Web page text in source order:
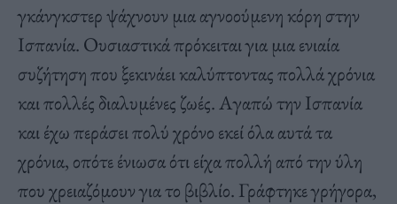
γκάνγκστερ ψάχνουν μια αγνοούμενη κόρη στην
Ισπανία. Ουσιαστικά πρόκειται για μια ενιαία
συζήτηση που ξεκινάει καλύπτοντας πολλά χρόνια
και πολλές διαλυμένες ζωές. Αγαπώ την Ισπανία
και έχω περάσει πολύ χρόνο εκεί όλα αυτά τα
χρόνια, οπότε ένιωσα ότι είχα πολλή από την ύλη
που χρειαζόμουν για το βιβλίο. Γράφτηκε γρήγορα,